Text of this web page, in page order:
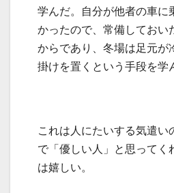
学んだ。自分が他者の車に
かったので、常備しておい
からであり、冬場は足元が
掛けを置くという手段を学
これは人にたいする気遣い
で「優しい人」と思ってく
は嬉しい。